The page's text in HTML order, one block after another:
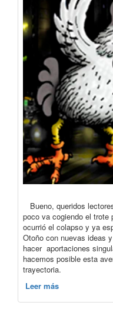
Bueno, queridos
poco va cogiendo el trote
ocurrió el colapso y ya
Otoño con nuevas ideas
hacer aportaciones
hacemos posible esta
trayectoria.
Leer más